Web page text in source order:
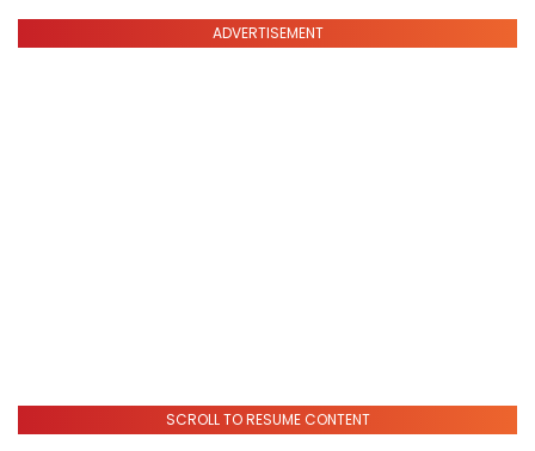
ADVERTISEMENT
SCROLL TO RESUME CONTENT